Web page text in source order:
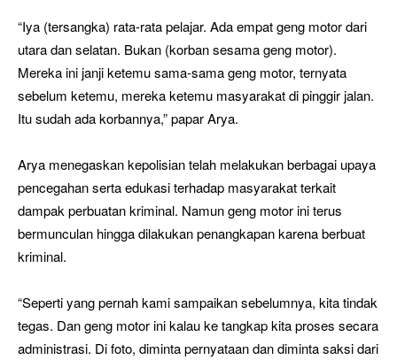
“Iya (tersangka) rata-rata pelajar. Ada empat geng motor dari
utara dan selatan. Bukan (korban sesama geng motor).
Mereka ini janji ketemu sama-sama geng motor, ternyata
sebelum ketemu, mereka ketemu masyarakat di pinggir jalan.
Itu sudah ada korbannya,” papar Arya.
Arya menegaskan kepolisian telah melakukan berbagai upaya
pencegahan serta edukasi terhadap masyarakat terkait
dampak perbuatan kriminal. Namun geng motor ini terus
bermunculan hingga dilakukan penangkapan karena berbuat
kriminal.
“Seperti yang pernah kami sampaikan sebelumnya, kita tindak
tegas. Dan geng motor ini kalau ke tangkap kita proses secara
administrasi. Di foto, diminta pernyataan dan diminta saksi dari